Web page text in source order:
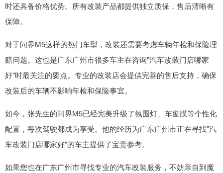
时还具备价格优势。所有改装产品都提供独立质保，售后清晰有
保障。
对于问界M5这样的热门车型，改装还需要考虑车辆年检和保险理
赔问题。这也是广东广州市很多车主在咨询"汽车改装门店哪家
好"时最关注的要点。专业的改装店会提供完善的售后支持，确保
改装后的车辆不影响年检和保险事宜。
如今，张先生的问界M5已经完美升级了氛围灯、车窗膜等个性化
配置，每次驾驶都成为享受。他的经历为广东广州市正在寻找"汽
车改装门店哪家好"的车主提供了宝贵参考。
如果您也在广东广州市寻找专业的汽车改装服务，不妨亲自到魔